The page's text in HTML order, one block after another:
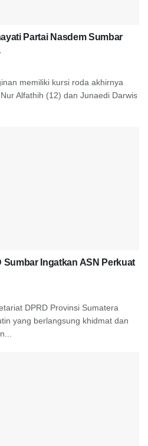
Partai Nasdem Sumbar
memiliki kursi roda akhirnya
Alfathih (12) dan Junaedi Darwis
Sumbar Ingatkan ASN Perkuat
DPRD Provinsi Sumatera
yang berlangsung khidmat dan